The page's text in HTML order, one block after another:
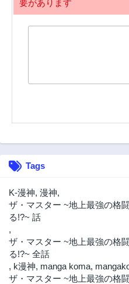
要があります
Tags
K-漫神, 漫神,
ザ・マスター ~地上最強の格
る!?~ 話
,
ザ・マスター ~地上最強の格
る!?~ 全話
, k漫神, manga koma,
ザ・マスター ~地上最強の格